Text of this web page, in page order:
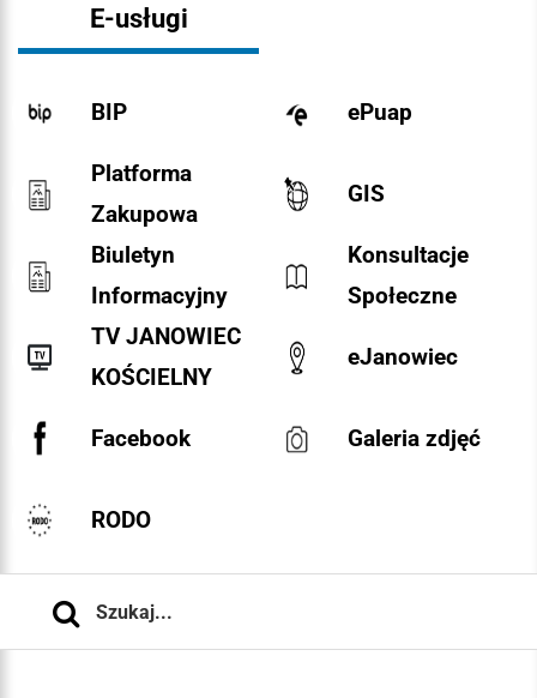
E-usługi
BIP ePuap
Platforma
Zakupowa
GIS
Biuletyn
Informacyjny
Konsultacje
Społeczne
TV JANOWIEC
KOŚCIELNY
eJanowiec
Facebook Galeria zdjęć
RODO